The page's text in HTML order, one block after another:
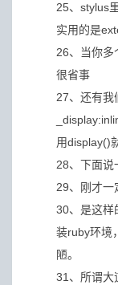
25、stylus
实用的是
26、当你多
很省事
27、还有我
用display()
28、下面说
29、刚才一
30、是这样
装ruby环境
陋。
31、所谓大